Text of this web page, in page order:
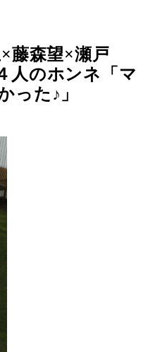
藤森望×瀬戸
のホンネ「マ
った♪」